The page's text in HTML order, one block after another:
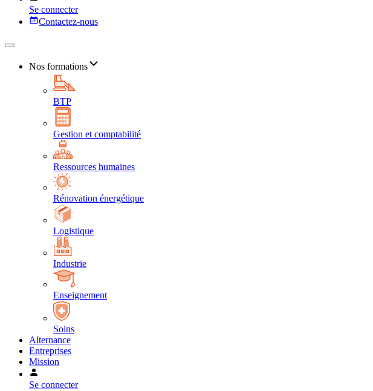
Se connecter
Contactez-nous
Nos formations
BTP
Gestion et comptabilité
Ressources humaines
Rénovation énergétique
Logistique
Industrie
Enseignement
Soins
Alternance
Entreprises
Mission
Se connecter